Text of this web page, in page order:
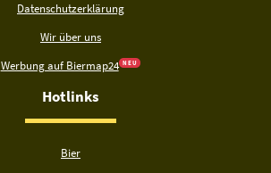
Datenschutzerklärung
Wir über uns
Werbung auf Biermap24 N E U
Hotlinks
Bier